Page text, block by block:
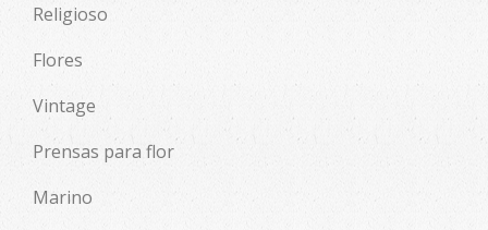
Religioso
Flores
Vintage
Prensas para flor
Marino